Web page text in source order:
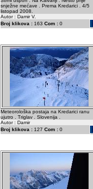
snježne mećave . Prema Kredarici . 4/5
listopad 2008.
Autor : Damir V.
Broj klikova :163 Com :0
Meteorološka postaja na Kredarici ranu
ujutro . Triglav . Slovenija .
Autor : Damir
Broj klikova :127 Com :0